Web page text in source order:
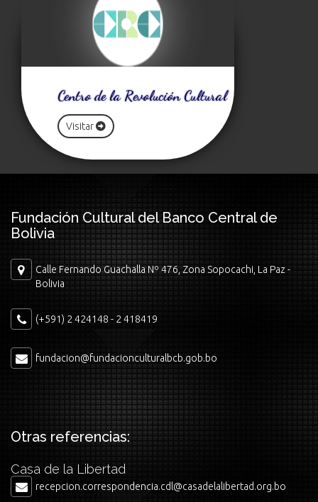
Centro de la Revolución Cultural
Visitar
Fundación Cultural del Banco Central de
Bolivia
Calle Fernando Guachalla Nº 476, Zona Sopocachi, La Paz -
Bolivia
(+591) 2 424148 - 2 418419
fundacion@fundacionculturalbcb.gob.bo
Otras referencias:
Casa de la Libertad
recepcion.correspondencia.cdl@casadelalibertad.org.bo